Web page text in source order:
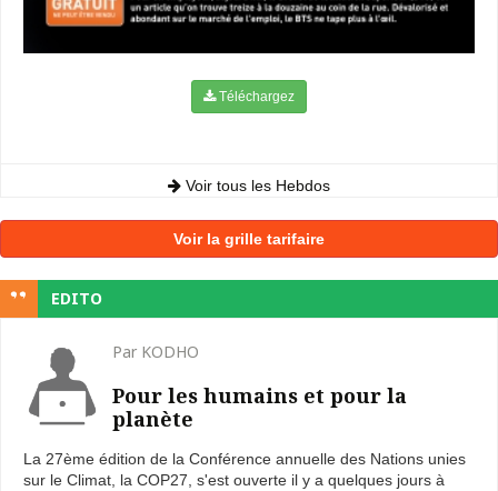
Téléchargez
Voir tous les Hebdos
Voir la grille tarifaire
EDITO
Par KODHO
Pour les humains et pour la
planète
La 27ème édition de la Conférence annuelle des Nations unies
sur le Climat, la COP27, s'est ouverte il y a quelques jours à